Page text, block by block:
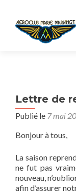
Lettre de
Publié le 7 mai
Bonjour à tous,
La saison
ne fut pas
nouveau,
afin d’assurer